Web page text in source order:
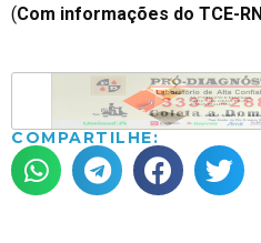
(Com informações do TCE-RN
COMPARTILHE: